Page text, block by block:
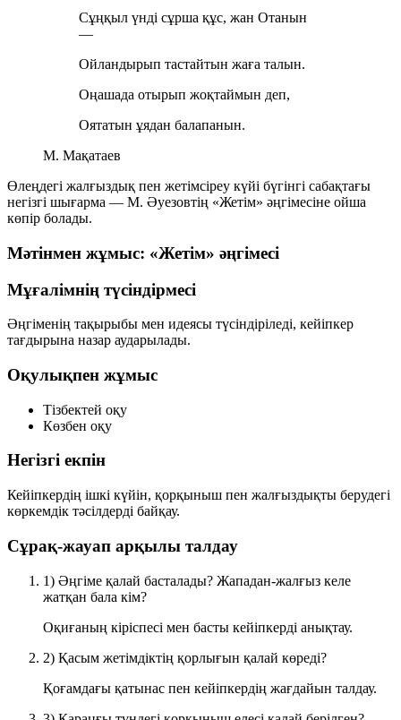
Сұңқыл үнді сұрша құс, жан Отанын
—
Ойландырып тастайтын жаға талын.
Оңашада отырып жоқтаймын деп,
Оятатын ұядан балапанын.
М. Мақатаев
Өлеңдегі жалғыздық пен жетімсіреу күйі бүгінгі сабақтағы
негізгі шығарма — М. Әуезовтің «Жетім» әңгімесіне ойша
көпір болады.
Мәтінмен жұмыс: «Жетім» әңгімесі
Мұғалімнің түсіндірмесі
Әңгіменің тақырыбы мен идеясы түсіндіріледі, кейіпкер
тағдырына назар аударылады.
Оқулықпен жұмыс
Тізбектей оқу
Көзбен оқу
Негізгі екпін
Кейіпкердің ішкі күйін, қорқыныш пен жалғыздықты берудегі
көркемдік тәсілдерді байқау.
Сұрақ-жауап арқылы талдау
1) Әңгіме қалай басталады? Жападан-жалғыз келе
жатқан бала кім?
Оқиғаның кіріспесі мен басты кейіпкерді анықтау.
2) Қасым жетімдіктің қорлығын қалай көреді?
Қоғамдағы қатынас пен кейіпкердің жағдайын талдау.